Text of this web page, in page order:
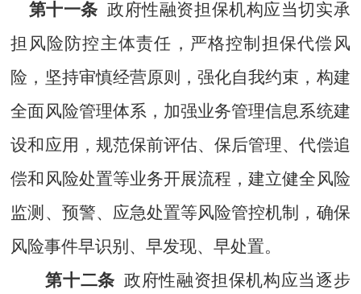
第十一条 政府性融资担保机构应当切实承
担风险防控主体责任，严格控制担保代偿风
险，坚持审慎经营原则，强化自我约束，构建
全面风险管理体系，加强业务管理信息系统建
设和应用，规范保前评估、保后管理、代偿追
偿和风险处置等业务开展流程，建立健全风险
监测、预警、应急处置等风险管控机制，确保
风险事件早识别、早发现、早处置。
第十二条 政府性融资担保机构应当逐步